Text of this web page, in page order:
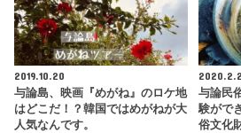
2019.10.20
与論島、映画『めがね』のロケ地
はどこだ！？韓国ではめがねが大
人気なんです。
与論民
験がで
俗文化